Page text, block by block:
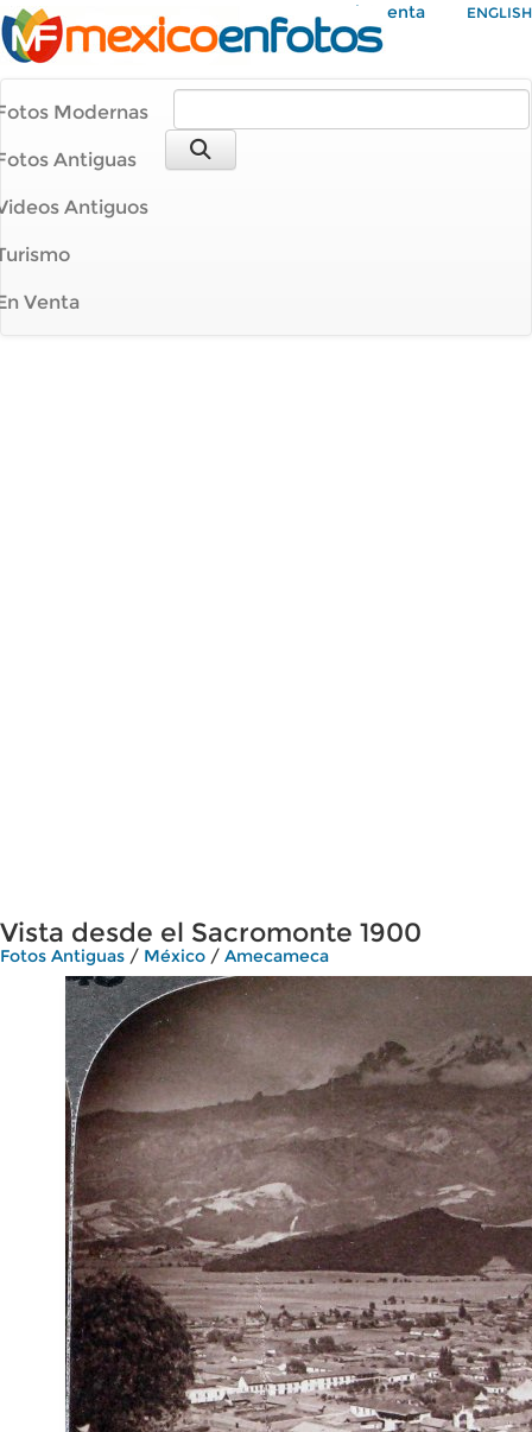
Mi Cuenta ENGLISH
Modernas
Antiguas
Antiguos
Venta
Vista desde el Sacromonte 1900
Fotos Antiguas / México / Amecameca